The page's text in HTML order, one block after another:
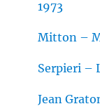
1973
Mitton –
Serpieri –
Jean